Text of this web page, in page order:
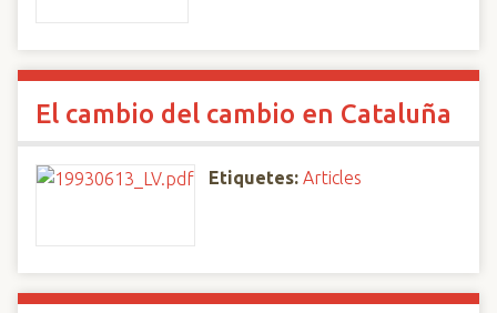
El cambio del cambio en Cataluña
Etiquetes: Articles